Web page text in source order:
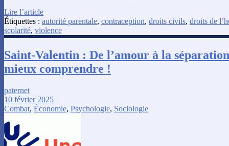
Lire l’article
Étiquettes : autorité parentale, contraception, droits civils, droits de
scolarité, violence
Saint-Valentin : De l’amour à la
mieux comprendre !
paternet
10 février 2025
Combat, Économie, Psychologie, Sociologie